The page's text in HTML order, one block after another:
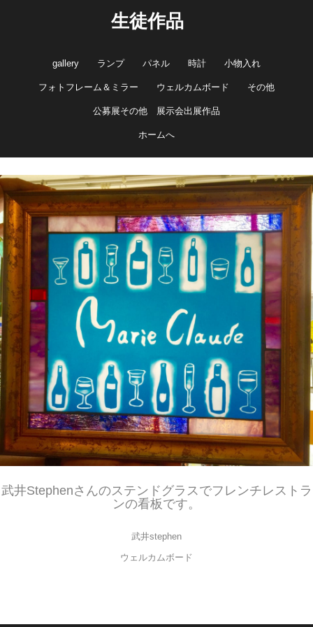
生徒作品
gallery ランプ パネル 時計 小物入れ
フォトフレーム＆ミラー ウェルカムボード その他
公募展その他 展示会出展作品
ホームへ
武井Stephenさんのステンドグラスでフレンチレストラ
ンの看板です。
武井stephen
ウェルカムボード